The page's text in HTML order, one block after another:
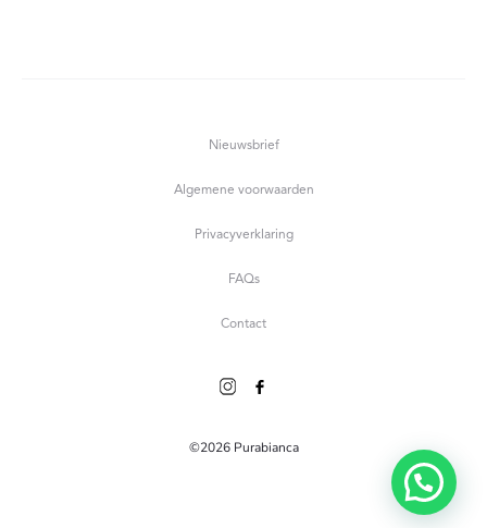
Nieuwsbrief
Algemene voorwaarden
Privacyverklaring
FAQs
Contact
©2026 Purabianca